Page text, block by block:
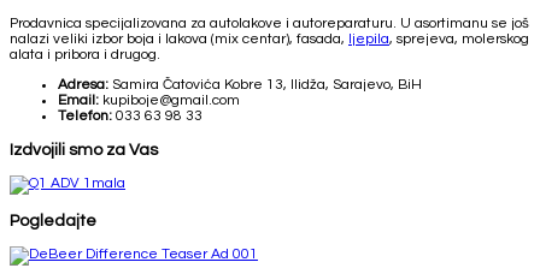
Prodavnica specijalizovana za autolakove i autoreparaturu. U asortimanu se još
nalazi veliki izbor boja i lakova (mix centar), fasada, ljepila, sprejeva, molerskog
alata i pribora i drugog.
Adresa: Samira Čatovića Kobre 13, Ilidža, Sarajevo, BiH
Email: kupiboje@gmail.com
Telefon: 033 63 98 33
Izdvojili smo za Vas
Pogledajte